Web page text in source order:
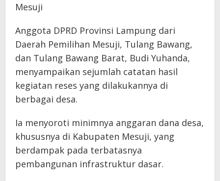
Mesuji
Anggota DPRD Provinsi Lampung dari
Daerah Pemilihan Mesuji, Tulang Bawang,
dan Tulang Bawang Barat, Budi Yuhanda,
menyampaikan sejumlah catatan hasil
kegiatan reses yang dilakukannya di
berbagai desa.
Ia menyoroti minimnya anggaran dana desa,
khususnya di Kabupaten Mesuji, yang
berdampak pada terbatasnya
pembangunan infrastruktur dasar.